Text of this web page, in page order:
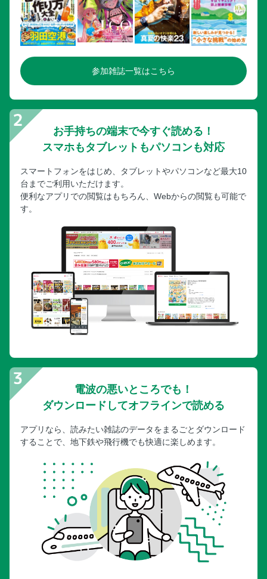
参加雑誌一覧はこちら
お手持ちの端末で今すぐ読める！
スマホもタブレットもパソコンも対応
スマートフォンをはじめ、タブレットやパソコンなど最大10
台までご利用いただけます。
便利なアプリでの閲覧はもちろん、Webからの閲覧も可能で
す。
電波の悪いところでも！
ダウンロードしてオフラインで読める
アプリなら、読みたい雑誌のデータをまるごとダウンロード
することで、地下鉄や飛行機でも快適に楽しめます。